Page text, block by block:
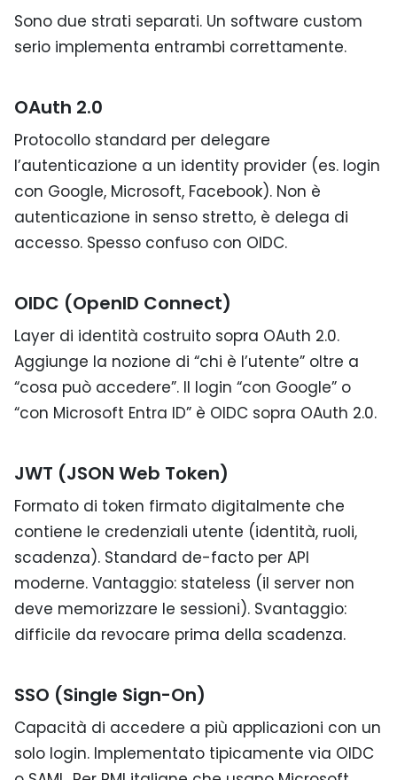
Sono due strati separati. Un software custom
serio implementa entrambi correttamente.
OAuth 2.0
Protocollo standard per delegare
l’autenticazione a un identity provider (es. login
con Google, Microsoft, Facebook). Non è
autenticazione in senso stretto, è delega di
accesso. Spesso confuso con OIDC.
OIDC (OpenID Connect)
Layer di identità costruito sopra OAuth 2.0.
Aggiunge la nozione di “chi è l’utente” oltre a
“cosa può accedere”. Il login “con Google” o
“con Microsoft Entra ID” è OIDC sopra OAuth 2.0.
JWT (JSON Web Token)
Formato di token firmato digitalmente che
contiene le credenziali utente (identità, ruoli,
scadenza). Standard de-facto per API
moderne. Vantaggio: stateless (il server non
deve memorizzare le sessioni). Svantaggio:
difficile da revocare prima della scadenza.
SSO (Single Sign-On)
Capacità di accedere a più applicazioni con un
solo login. Implementato tipicamente via OIDC